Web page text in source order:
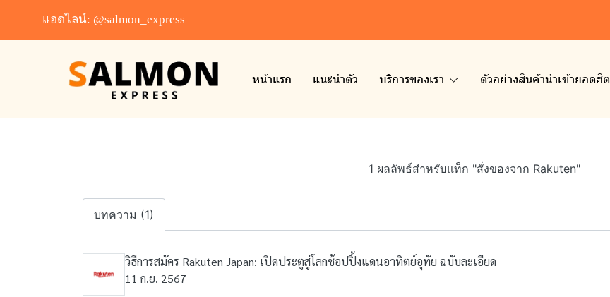
แอดไลน์: @salmon_express
หน้าแรก แนะนำตัว บริการของเรา ตัวอย่างสินค้านำเข้ายอดฮิต
1 ผลลัพธ์สำหรับแท็ก "สั่งของจาก Rakuten"
บทความ (1)
วิธีการสมัคร Rakuten Japan: เปิดประตูสู่โลกช้อปปิ้งแดนอาทิตย์อุทัย ฉบับละเอียด
11 ก.ย. 2567